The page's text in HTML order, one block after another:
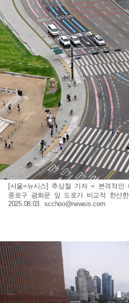
[서울=뉴시스] 추상철 기자 = 본격적
종로구 광화문 앞 도로가 비교적 한산
2025.08.03.scchoo@newsis.com